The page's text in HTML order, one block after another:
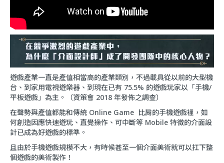
遊戲產業一直是產值相當高的產業類別，不過載具從以前的大型機
台、到家用電視遊樂器、到現在已有 75.5% 的遊戲玩家以「手機/
平板遊戲」為主。（資策會 2018 年發佈之調查）
在聲勢與產值都能和傳統 Online Game 比肩的手機遊戲裡，如
何創造因應快速遊玩、直覺操作、可中斷等 Mobile 特徵的介面設
計已成為好遊戲的標準。
且由於手機遊戲規模不大，有時候甚至一個介面美術就可以扛下整
個遊戲的美術製作！